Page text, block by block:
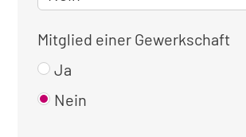
Mitglied einer Gewerkschaft
Ja
Nein